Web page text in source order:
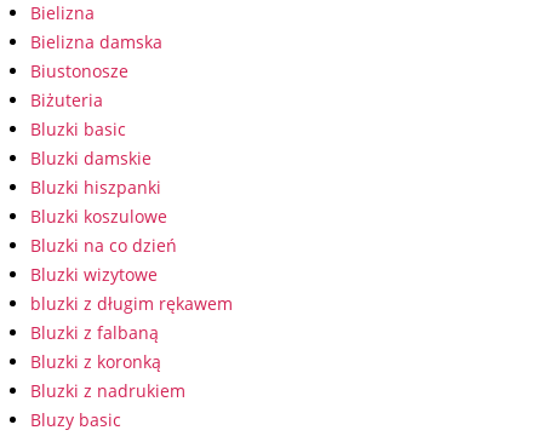
Bielizna
Bielizna damska
Biustonosze
Biżuteria
Bluzki basic
Bluzki damskie
Bluzki hiszpanki
Bluzki koszulowe
Bluzki na co dzień
Bluzki wizytowe
bluzki z długim rękawem
Bluzki z falbaną
Bluzki z koronką
Bluzki z nadrukiem
Bluzy basic